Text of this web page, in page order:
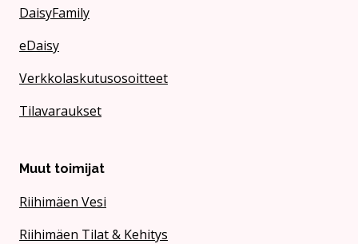
DaisyFamily
eDaisy
Verkkolaskutusosoitteet
Tilavaraukset
Muut toimijat
Riihimäen Vesi
Riihimäen Tilat & Kehitys